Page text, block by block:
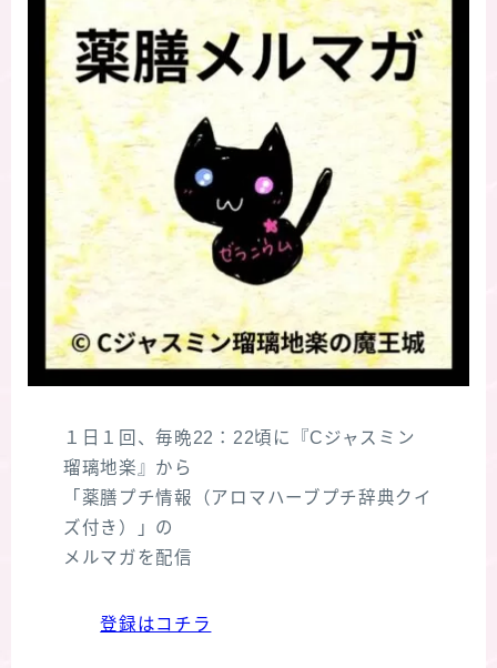
１日１回、毎晩22：22頃に『Cジャスミン
瑠璃地楽』から
「薬膳プチ情報（アロマハーブプチ辞典クイ
ズ付き）」の
メルマガを配信
登録はコチラ